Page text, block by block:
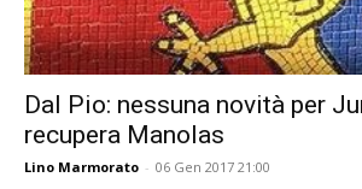
Dal Pio: nessuna novità per
recupera Manolas
Lino Marmorato - 06 Gen 2017 21:00